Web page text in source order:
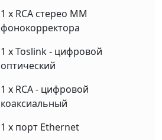
1 х RCA стерео ММ
фонокорректора
1 х Toslink - цифровой
оптический
1 х RCA - цифровой
коаксиальный
1 х порт Ethernet